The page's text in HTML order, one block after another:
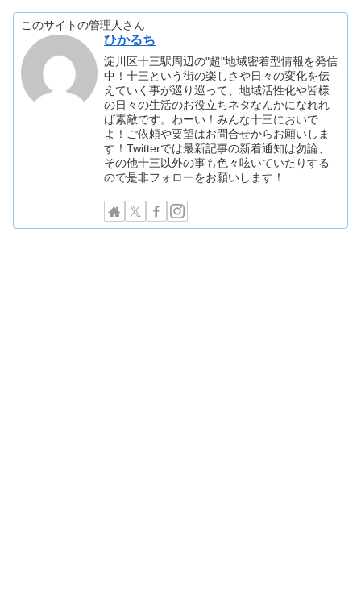
このサイトの管理人さん
ひかるち
淀川区十三駅周辺の"超"地域密着型情報を発信
中！十三という街の楽しさや日々の変化を伝
えていく事が巡り巡って、地域活性化や皆様
の日々の生活のお役立ちネタなんかになれれ
ば素敵です。わーい！みんな十三においで
よ！ご依頼や要望はお問合せからお願いしま
す！Twitterでは最新記事の新着通知は勿論、
その他十三以外の事も色々呟いていたりする
ので是非フォローをお願いします！